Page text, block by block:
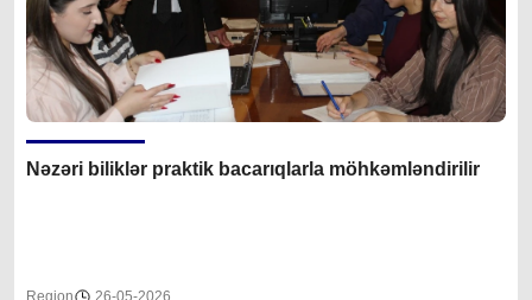
Nəzəri biliklər praktik bacarıqlarla möhkəmləndirilir
Region 26-05-2026